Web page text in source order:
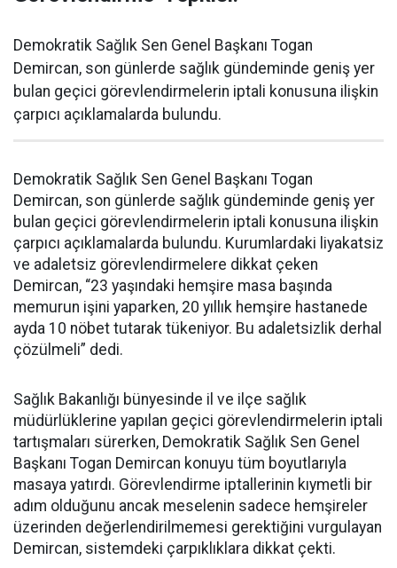
Demokratik Sağlık Sen Genel Başkanı Togan
Demircan, son günlerde sağlık gündeminde geniş yer
bulan geçici görevlendirmelerin iptali konusuna ilişkin
çarpıcı açıklamalarda bulundu.
Demokratik Sağlık Sen Genel Başkanı Togan
Demircan, son günlerde sağlık gündeminde geniş yer
bulan geçici görevlendirmelerin iptali konusuna ilişkin
çarpıcı açıklamalarda bulundu. Kurumlardaki liyakatsiz
ve adaletsiz görevlendirmelere dikkat çeken
Demircan, “23 yaşındaki hemşire masa başında
memurun işini yaparken, 20 yıllık hemşire hastanede
ayda 10 nöbet tutarak tükeniyor. Bu adaletsizlik derhal
çözülmeli” dedi.
Sağlık Bakanlığı bünyesinde il ve ilçe sağlık
müdürlüklerine yapılan geçici görevlendirmelerin iptali
tartışmaları sürerken, Demokratik Sağlık Sen Genel
Başkanı Togan Demircan konuyu tüm boyutlarıyla
masaya yatırdı. Görevlendirme iptallerinin kıymetli bir
adım olduğunu ancak meselenin sadece hemşireler
üzerinden değerlendirilmemesi gerektiğini vurgulayan
Demircan, sistemdeki çarpıklıklara dikkat çekti.